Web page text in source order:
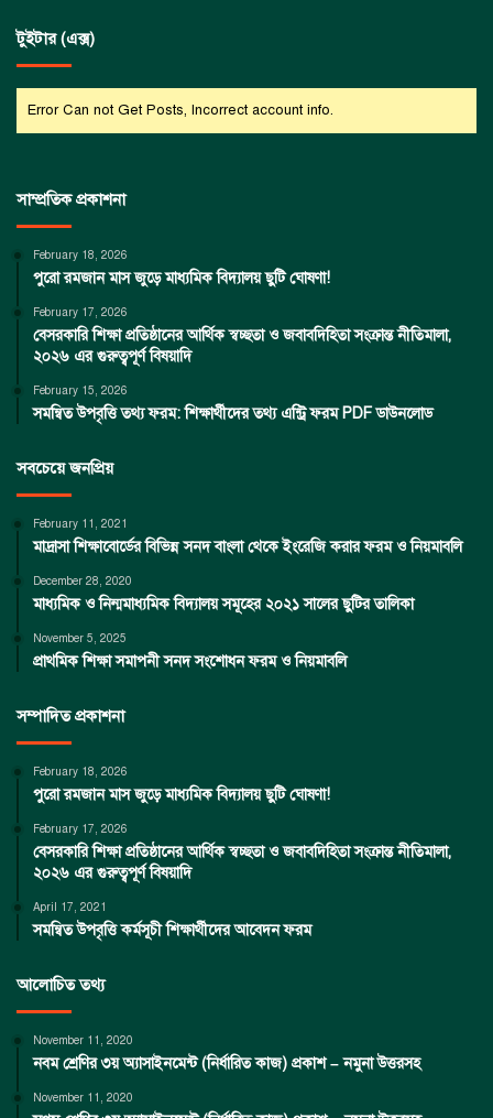
টুইটার (এক্স)
Error Can not Get Posts, Incorrect account info.
সাম্প্রতিক প্রকাশনা
February 18, 2026
পুরো রমজান মাস জুড়ে মাধ্যমিক বিদ্যালয় ছুটি ঘোষণা!
February 17, 2026
বেসরকারি শিক্ষা প্রতিষ্ঠানের আর্থিক স্বচ্ছতা ও জবাবদিহিতা সংক্রান্ত নীতিমালা,
২০২৬ এর গুরুত্বপূর্ণ বিষয়াদি
February 15, 2026
সমন্বিত উপবৃত্তি তথ্য ফরম: শিক্ষার্থীদের তথ্য এন্ট্রি ফরম PDF ডাউনলোড
সবচেয়ে জনপ্রিয়
February 11, 2021
মাদ্রাসা শিক্ষাবোর্ডের বিভিন্ন সনদ বাংলা থেকে ইংরেজি করার ফরম ও নিয়মাবলি
December 28, 2020
মাধ্যমিক ও নিন্মমাধ্যমিক বিদ্যালয় সমূহের ২০২১ সালের ছুটির তালিকা
November 5, 2025
প্রাথমিক শিক্ষা সমাপনী সনদ সংশোধন ফরম ও নিয়মাবলি
সম্পাদিত প্রকাশনা
February 18, 2026
পুরো রমজান মাস জুড়ে মাধ্যমিক বিদ্যালয় ছুটি ঘোষণা!
February 17, 2026
বেসরকারি শিক্ষা প্রতিষ্ঠানের আর্থিক স্বচ্ছতা ও জবাবদিহিতা সংক্রান্ত নীতিমালা,
২০২৬ এর গুরুত্বপূর্ণ বিষয়াদি
April 17, 2021
সমন্বিত উপবৃত্তি কর্মসূচী শিক্ষার্থীদের আবেদন ফরম
আলোচিত তথ্য
November 11, 2020
নবম শ্রেণির ৩য় অ্যাসাইনমেন্ট (নির্ধারিত কাজ) প্রকাশ – নমুনা উত্তরসহ
November 11, 2020